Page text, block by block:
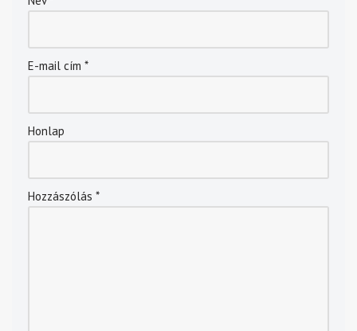
E-mail cím *
Honlap
Hozzászólás *